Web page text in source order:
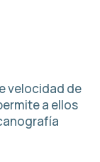
velocidad de
a ellos